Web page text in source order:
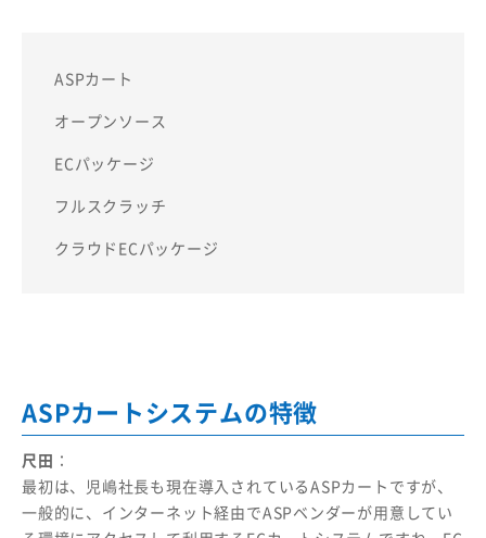
ASPカート
オープンソース
ECパッケージ
フルスクラッチ
クラウドECパッケージ
ASPカートシステムの特徴
尺田 ：
最初は、児嶋社長も現在導入されているASPカートですが、
一般的に、インターネット経由でASPベンダーが用意してい